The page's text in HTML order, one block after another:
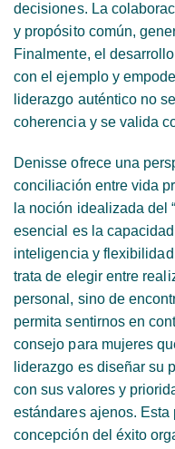
decisiones. La
y propósito común,
Finalmente, el
con el ejemplo y
liderazgo auténtico no
coherencia y se valida
Denisse ofrece una
conciliación entre vida
la noción idealizada del
esencial es la
inteligencia y
trata de elegir entre
personal, sino de
permita sentirnos en
consejo para mujeres
liderazgo es diseñar su
con sus valores y
estándares ajenos.
concepción del éxito